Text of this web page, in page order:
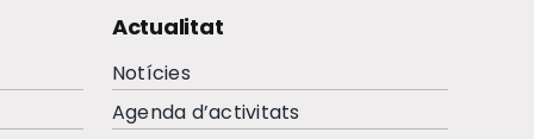
Actualitat
Notícies
Agenda d’activitats